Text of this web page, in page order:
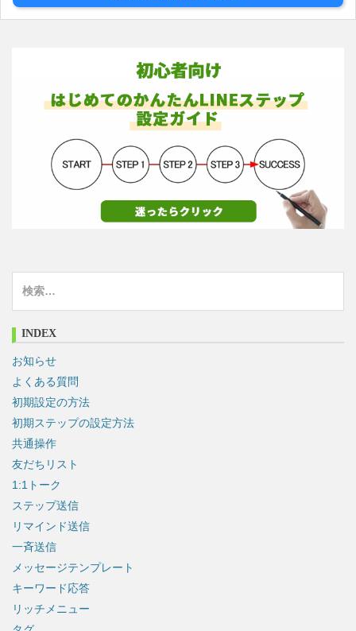
検
:
INDEX
お知らせ
よくある質問
初期設定の方法
初期ステップの設定方法
共通操作
友だちリスト
1:1トーク
ステップ送信
リマインド送信
一斉送信
メッセージテンプレート
キーワード応答
リッチメニュー